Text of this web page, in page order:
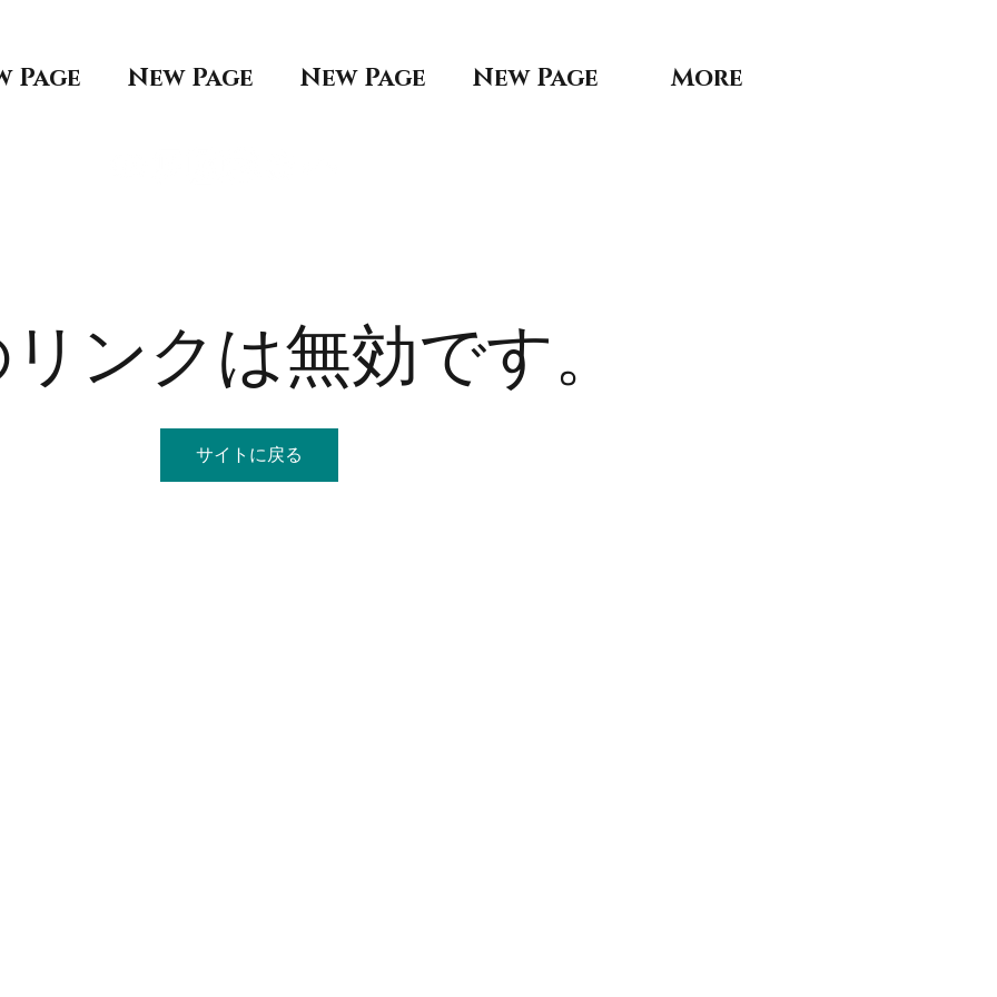
Page New Page New Page New Page More
ンクは無効です。
サイトに戻る